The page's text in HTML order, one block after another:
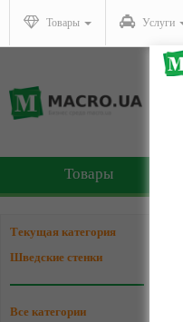
Товары Услуги
Товары
Текущая категория
Шведские стенки
Все категории